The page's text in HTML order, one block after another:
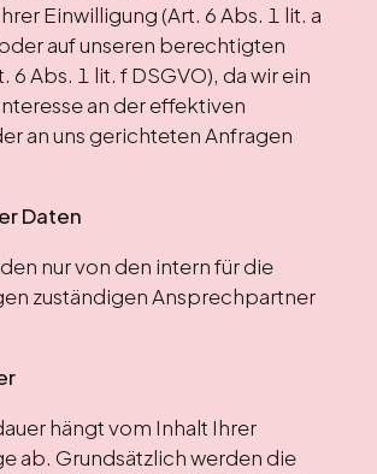
Einwilligung (Art. 6 Abs. 1 lit. a
auf unseren berechtigten
6 Abs. 1 lit. f DSGVO), da wir ein
an der effektiven
an uns gerichteten Anfragen
Daten
nur von den intern für die
zuständigen Ansprechpartner
hängt vom Inhalt Ihrer
ab. Grundsätzlich werden die